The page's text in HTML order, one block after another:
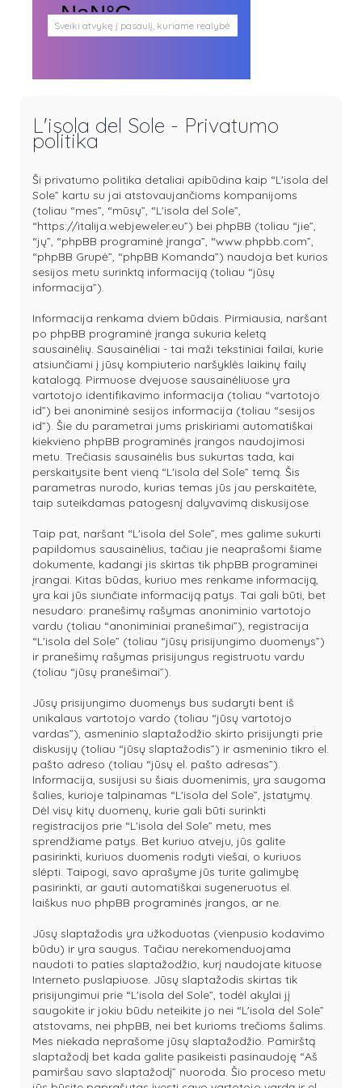
Sveiki atvykę į pasaulį, kuriame realybė
persipina su mistika. Pasaulį, kuris
Parašai ir tekstai
L'isola del Sole - Privatumo
politika
Ši privatumo politika detaliai apibūdina kaip “L'isola del
Sole” kartu su jai atstovaujančioms kompanijoms
(toliau “mes”, “mūsų”, “L'isola del Sole”,
“https://italija.webjeweler.eu”) bei phpBB (toliau “jie”,
“jų”, “phpBB programinė įranga”, “www.phpbb.com”,
“phpBB Grupė”, “phpBB Komanda”) naudoja bet kurios
sesijos metu surinktą informaciją (toliau “jūsų
informacija”).
Informacija renkama dviem būdais. Pirmiausia, naršant
po phpBB programinė įranga sukuria keletą
sausainėlių. Sausainėliai - tai maži tekstiniai failai, kurie
atsiunčiami į jūsų kompiuterio naršyklės laikinų failų
katalogą. Pirmuose dvejuose sausainėliuose yra
vartotojo identifikavimo informacija (toliau “vartotojo
id”) bei anoniminė sesijos informacija (toliau “sesijos
id”). Šie du parametrai jums priskiriami automatiškai
kiekvieno phpBB programinės įrangos naudojimosi
metu. Trečiasis sausainėlis bus sukurtas tada, kai
perskaitysite bent vieną “L'isola del Sole” temą. Šis
parametras nurodo, kurias temas jūs jau perskaitėte,
taip suteikdamas patogesnį dalyvavimą diskusijose.
Taip pat, naršant “L'isola del Sole”, mes galime sukurti
papildomus sausainėlius, tačiau jie neaprašomi šiame
dokumente, kadangi jis skirtas tik phpBB programinei
įrangai. Kitas būdas, kuriuo mes renkame informaciją,
yra kai jūs siunčiate informaciją patys. Tai gali būti, bet
nesudaro: pranešimų rašymas anoniminio vartotojo
vardu (toliau “anoniminiai pranešimai”), registracija
“L'isola del Sole” (toliau “jūsų prisijungimo duomenys”)
ir pranešimų rašymas prisijungus registruotu vardu
(toliau “jūsų pranešimai”).
Jūsų prisijungimo duomenys bus sudaryti bent iš
unikalaus vartotojo vardo (toliau “jūsų vartotojo
vardas”), asmeninio slaptažodžio skirto prisijungti prie
diskusijų (toliau “jūsų slaptažodis”) ir asmeninio tikro el.
pašto adreso (toliau “jūsų el. pašto adresas”).
Informacija, susijusi su šiais duomenimis, yra saugoma
šalies, kurioje talpinamas “L'isola del Sole”, įstatymų.
Dėl visų kitų duomenų, kurie gali būti surinkti
registracijos prie “L'isola del Sole” metu, mes
sprendžiame patys. Bet kuriuo atveju, jūs galite
pasirinkti, kuriuos duomenis rodyti viešai, o kuriuos
slėpti. Taipogi, savo aprašyme jūs turite galimybę
pasirinkti, ar gauti automatiškai sugeneruotus el.
laiškus nuo phpBB programinės įrangos, ar ne.
Jūsų slaptažodis yra užkoduotas (vienpusio kodavimo
būdu) ir yra saugus. Tačiau nerekomenduojama
naudoti to paties slaptažodžio, kurį naudojate kituose
Interneto puslapiuose. Jūsų slaptažodis skirtas tik
prisijungimui prie “L'isola del Sole”, todėl akylai jį
saugokite ir jokiu būdu neteikite jo nei “L'isola del Sole”
atstovams, nei phpBB, nei bet kurioms trečioms šalims.
Mes niekada neprašome jūsų slaptažodžio. Pamirštą
slaptažodį bet kada galite pasikeisti pasinaudoję “Aš
pamiršau savo slaptažodį” nuoroda. Šio proceso metu